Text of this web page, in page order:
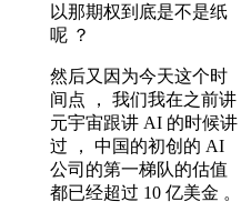
以那期权到底是不是纸
呢 ？
然后又因为今天这个时
间点 ， 我们我在之前讲
元宇宙跟讲 AI 的时候讲
过 ， 中国的初创的 AI
公司的第一梯队的估值
都已经超过 10 亿美金 。